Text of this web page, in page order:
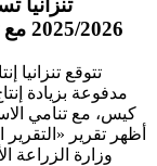
2025/2026 مع توسع الروبوستا وتزايد الطلب الأوروبي
كيس، مع تنامي